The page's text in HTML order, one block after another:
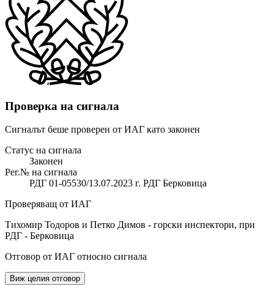
Проверка на сигнала
Сигналът беше проверен от ИАГ като законен
Статус на сигнала
Законен
Рег.№ на сигнала
РДГ 01-05530/13.07.2023 г. РДГ Берковица
Проверяващ от ИАГ
Тихомир Тодоров и Петко Димов - горски инспектори, при
РДГ - Берковица
Отговор от ИАГ относно сигнала
Виж целия отговор